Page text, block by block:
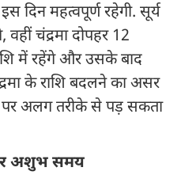
दिन महत्वपूर्ण रहेगी. सूर्य
वहीं चंद्रमा दोपहर 12
में रहेंगे और उसके बाद
के राशि बदलने का असर
अलग तरीके से पड़ सकता
अशुभ समय